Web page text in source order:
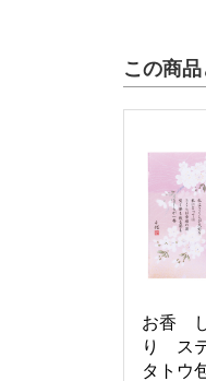
この商
お香
り ス
タトウ